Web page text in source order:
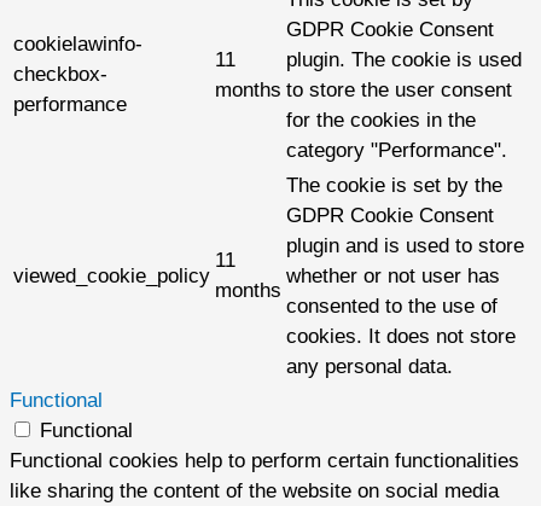
cookielawinfo-
checkbox-
performance
11
months
GDPR Cookie Consent
plugin. The cookie is used
to store the user consent
for the cookies in the
category "Performance".
viewed_cookie_policy
11
months
The cookie is set by the
GDPR Cookie Consent
plugin and is used to store
whether or not user has
consented to the use of
cookies. It does not store
any personal data.
Functional
Functional
Functional cookies help to perform certain functionalities
like sharing the content of the website on social media